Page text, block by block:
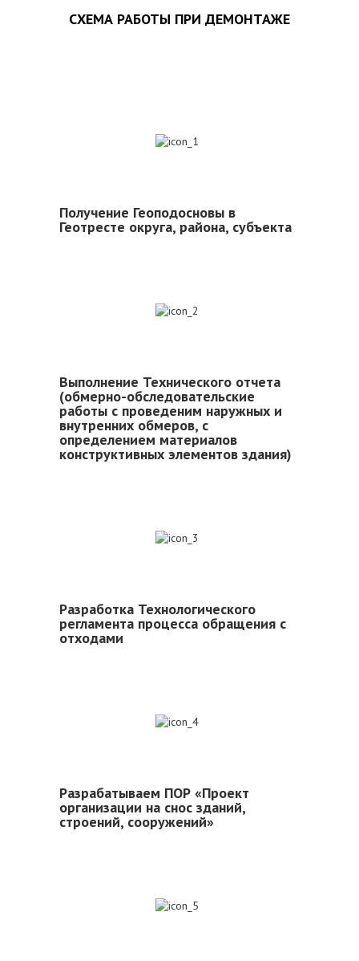
СХЕМА РАБОТЫ ПРИ ДЕМОНТАЖЕ
Получение Геоподосновы в
Геотресте округа, района, субъекта
Выполнение Технического отчета
(обмерно-обследовательские
работы с проведеним наружных и
внутренних обмеров, с
определением материалов
конструктивных элементов здания)
Разработка Технологического
регламента процесса обращения с
отходами
Разрабатываем ПОР «Проект
организации на снос зданий,
строений, сооружений»